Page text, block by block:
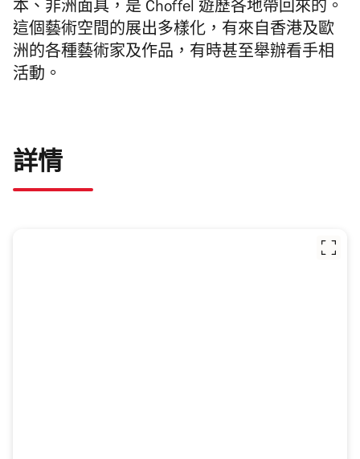
本、非洲面具，是 Choffel 遊歷各地帶回來的。
這個藝術空間的展出多樣化，有來自香港及歐
洲的各種藝術家及作品，有時甚至舉辦看手相
活動。
詳情